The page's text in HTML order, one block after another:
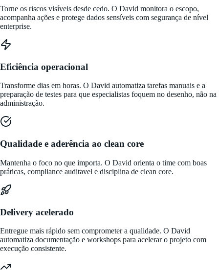
Torne os riscos visíveis desde cedo. O David monitora o escopo,
acompanha ações e protege dados sensíveis com segurança de nível
enterprise.
Eficiência operacional
Transforme dias em horas. O David automatiza tarefas manuais e a
preparação de testes para que especialistas foquem no desenho, não na
administração.
Qualidade e aderência ao clean core
Mantenha o foco no que importa. O David orienta o time com boas
práticas, compliance auditavel e disciplina de clean core.
Delivery acelerado
Entregue mais rápido sem comprometer a qualidade. O David
automatiza documentação e workshops para acelerar o projeto com
execução consistente.